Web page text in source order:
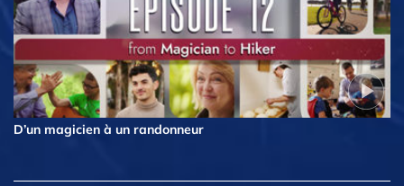
D’un magicien à un randonneur